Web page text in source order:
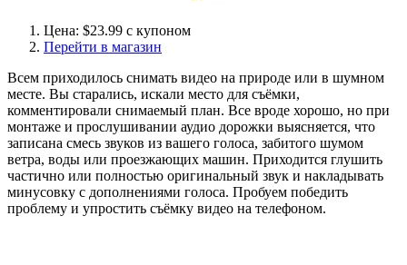
Цена: $23.99 с купоном
Перейти в магазин
Всем приходилось снимать видео на природе или в шумном
месте. Вы старались, искали место для съёмки,
комментировали снимаемый план. Все вроде хорошо, но при
монтаже и прослушивании аудио дорожки выясняется, что
записана смесь звуков из вашего голоса, забитого шумом
ветра, воды или проезжающих машин. Приходится глушить
частично или полностью оригинальный звук и накладывать
минусовку с дополнениями голоса. Пробуем победить
проблему и упростить съёмку видео на телефоном.